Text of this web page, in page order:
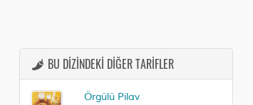
BU DİZİNDEKİ DİĞER TARİFLER
Örgülü Pilav